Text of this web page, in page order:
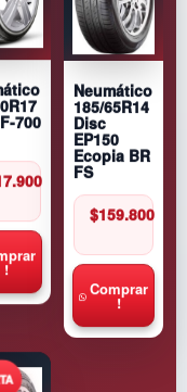
700
!
Neumático
185/65R14
Disc
EP150
Ecopia BR
FS
$159.800
Comprar
!